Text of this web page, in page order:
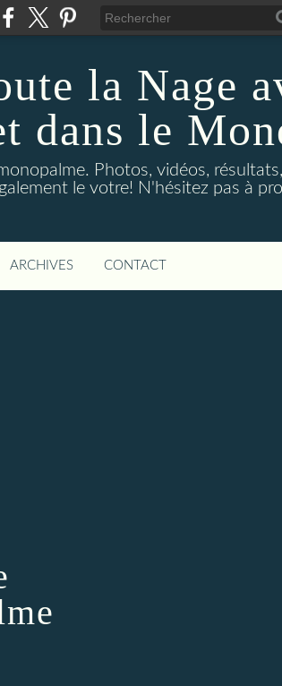
la Nage
dans le
Photos, vidéos,
le votre! N'hésitez pas à
ARCHIVES CONTACT